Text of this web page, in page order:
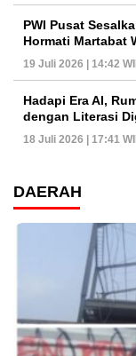
PWI Pusat
Hormati Martabat
19 Juli 2026 | 14:42
Hadapi Era AI,
dengan Literasi
18 Juli 2026 | 17:41
DAERAH